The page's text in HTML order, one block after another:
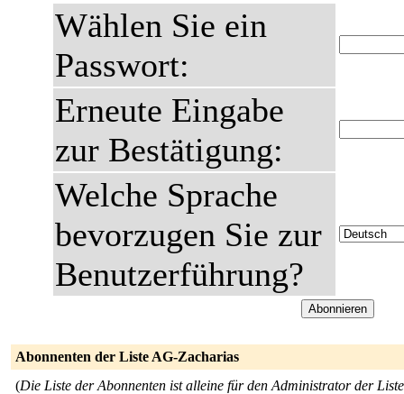
Wählen Sie ein
Passwort:
Erneute Eingabe
zur Bestätigung:
Welche Sprache
bevorzugen Sie zur
Benutzerführung?
Abonnenten der Liste AG-Zacharias
(Die Liste der Abonnenten ist alleine für den Administrator der